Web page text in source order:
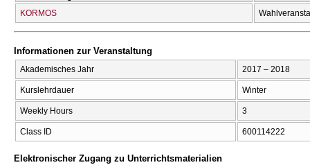
KORMOS
Informationen zur Veranstaltung
Akademisches Jahr 2017 – 2018
Kurslehrdauer Winter
Weekly Hours 3
Class ID 600114222
Elektronischer Zugang zu Unterrichtsmaterialien